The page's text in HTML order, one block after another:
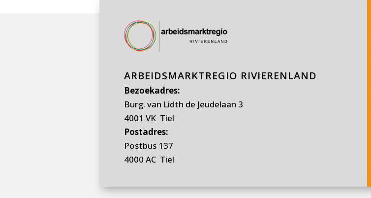
ARBEIDSMARKTREGIO RIVIERENLAND
Bezoekadres:
Burg. van Lidth de Jeudelaan 3
4001 VK Tiel
Postadres:
Postbus 137
4000 AC Tiel